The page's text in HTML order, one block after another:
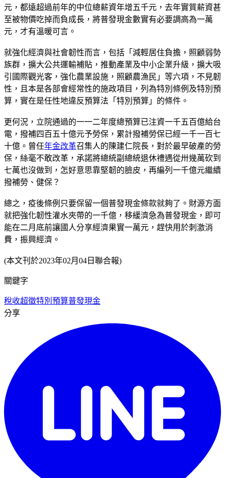
元，都遠超過前年的中位總薪資年增五千元，去年實質薪資甚
至被物價吃掉而負成長，將普發現金數實有必要調高為一萬
元，才有溫暖可言。
就強化經濟與社會韌性而言，包括「減輕居住負擔，照顧弱勢
族群，擴大公共運輸補貼，推動產業及中小企業升級，擴大吸
引國際觀光客，強化農業設施，照顧農漁民」等六項，不見韌
性，且本是各部會經常性的施政項目，列為特別條例及特別預
算，實在是任性地違反預算法「特別預算」的條件。
更何況，立院通過的一一二年度總預算已注資一千五百億給台
電，撥補四百五十億元予勞保，累計撥補勞保已經一千一百七
十億。曾任年金改革召集人的陳建仁院長，對於最早破產的勞
保，絲毫不敢改革，承諾將總統副總統退休禮遇從卅幾萬砍到
七萬也沒做到，怎好意思靠堅韌的臉皮，再編列一千億元繼續
撥補勞、健保？
總之，疫後條例只要保留一個普發現金條款就夠了。財源方面
就把強化韌性灌水夾帶的一千億，移緩濟急為普發現金，即可
能在二月底前讓國人分享經濟果實一萬元，趕快用於刺激消
費，振興經濟。
(本文刊於2023年02月04日聯合報)
關鍵字
稅收超徵特別預算普發現金
分享